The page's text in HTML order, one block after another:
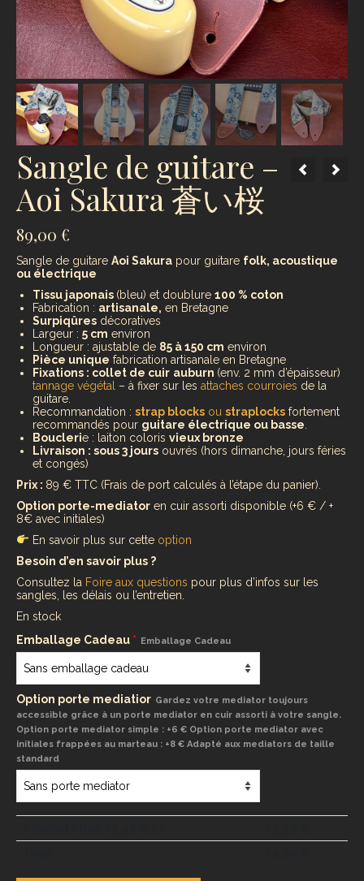
Sangle de guitare –
Aoi Sakura 蒼い桜
89,00 €
Sangle de guitare Aoi Sakura pour guitare folk, acoustique
ou électrique
Tissu japonais (bleu) et doublure 100 % coton
Fabrication : artisanale, en Bretagne
Surpiqûres décoratives
Largeur : 5 cm environ
Longueur : ajustable de 85 à 150 cm environ
Pièce unique fabrication artisanale en Bretagne
Fixations : collet de cuir auburn (env. 2 mm d’épaisseur)
tannage végétal – à fixer sur les attaches courroies de la
guitare.
Recommandation : strap blocks ou straplocks fortement
recommandés pour guitare électrique ou basse
Bouclerie : laiton coloris vieux bronze
Livraison : sous 3 jours ouvrés (hors dimanche, jours féries
et congés)
Prix : 89 € TTC (Frais de port calculés à l’étape du panier).
Option porte-mediator en cuir assorti disponible (+6 € / +
8€ avec initiales)
En savoir plus sur cetteoption
Besoin d’en savoir plus ?
Consultez la Foire aux questions pour plus d’infos sur les
sangles, les délais ou l’entretien.
En stock
Emballage Cadeau * Emballage Cadeau
Option porte mediatior Gardez votre mediator toujours
accessible grâce à un porte mediator en cuir assorti à votre sangle.
Option porte mediator simple : +6 € Option porte mediator avec
initiales frappées au marteau : +8 € Adapté aux mediators de taille
standard